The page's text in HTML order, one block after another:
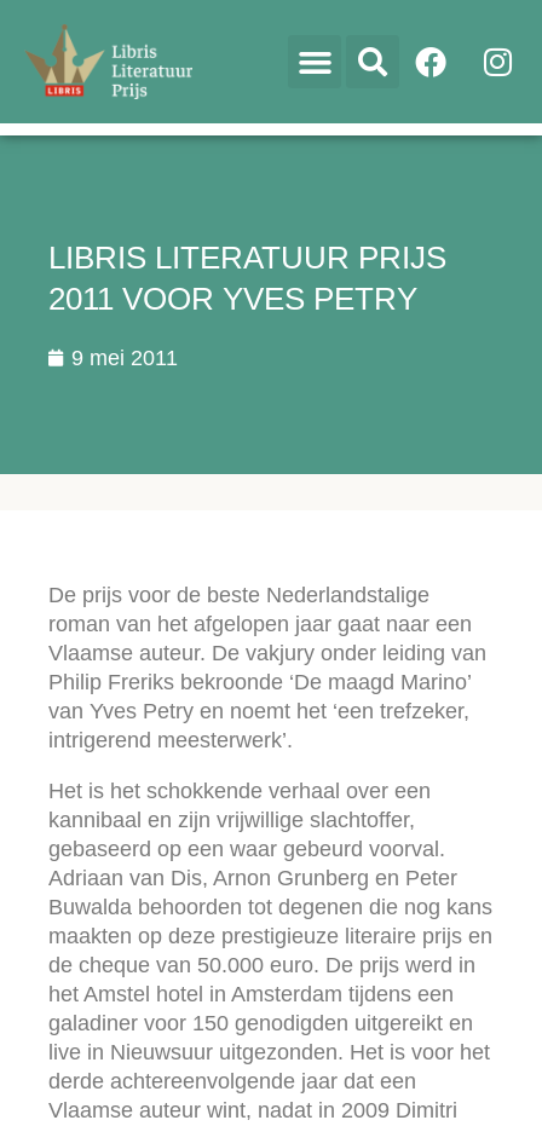
LIBRIS LITERATUUR PRIJS
2011 VOOR YVES PETRY
9 mei 2011
De prijs voor de beste Nederlandstalige
roman van het afgelopen jaar gaat naar een
Vlaamse auteur. De vakjury onder leiding van
Philip Freriks bekroonde ‘De maagd Marino’
van Yves Petry en noemt het ‘een trefzeker,
intrigerend meesterwerk’.
Het is het schokkende verhaal over een
kannibaal en zijn vrijwillige slachtoffer,
gebaseerd op een waar gebeurd voorval.
Adriaan van Dis, Arnon Grunberg en Peter
Buwalda behoorden tot degenen die nog kans
maakten op deze prestigieuze literaire prijs en
de cheque van 50.000 euro. De prijs werd in
het Amstel hotel in Amsterdam tijdens een
galadiner voor 150 genodigden uitgereikt en
live in Nieuwsuur uitgezonden. Het is voor het
derde achtereenvolgende jaar dat een
Vlaamse auteur wint, nadat in 2009 Dimitri